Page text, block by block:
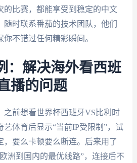
的比赛，都能享受到稳定的中文
时联系番茄的技术团队，他们
不错过任何精彩瞬间。
：解决海外看西班
播的问题
之前想看世界杯西班牙VS比利时
艺体育后显示“当前IP受限制”，试
，要么卡顿要么断连。后来用了
洲到国内的最优线路”，连接后不